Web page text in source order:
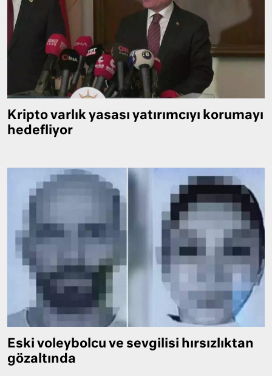
Kripto varlık yasası yatırımcıyı korumayı
hedefliyor
Eski voleybolcu ve sevgilisi hırsızlıktan
gözaltında